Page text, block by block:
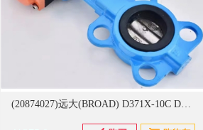
(20874027)远大(BROAD) D371X-10C DN80 蝶阀(单位：台)